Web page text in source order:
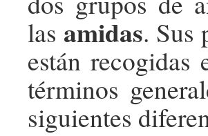
las amidas. Sus
están
términos
siguientes